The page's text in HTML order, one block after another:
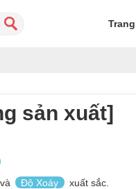
sản xuất]
và Độ Xoáy xuất sắc.